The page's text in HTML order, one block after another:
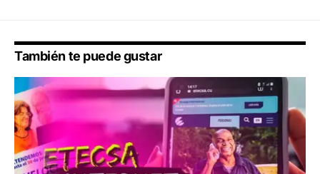
También te puede gustar